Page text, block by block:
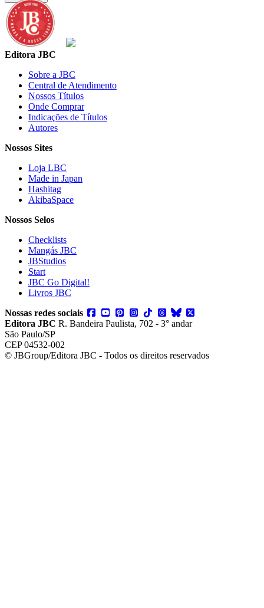
Editora JBC
Sobre a JBC
Central de Atendimento
Nossos Títulos
Onde Comprar
Indicações de Títulos
Autores
Nossos Sites
Loja LBC
Made in Japan
Hashitag
AkibaSpace
Nossos Selos
Checklists
Mangás JBC
JBStudios
Start
JBC Go Digital!
Livros JBC
Nossas redes sociais
Editora JBC R. Bandeira Paulista, 702 - 3° andar
São Paulo/SP
CEP 04532-002
© JBGroup/Editora JBC - Todos os direitos reservados